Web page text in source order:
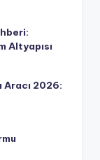
Altyapısı
Aracı 2026: